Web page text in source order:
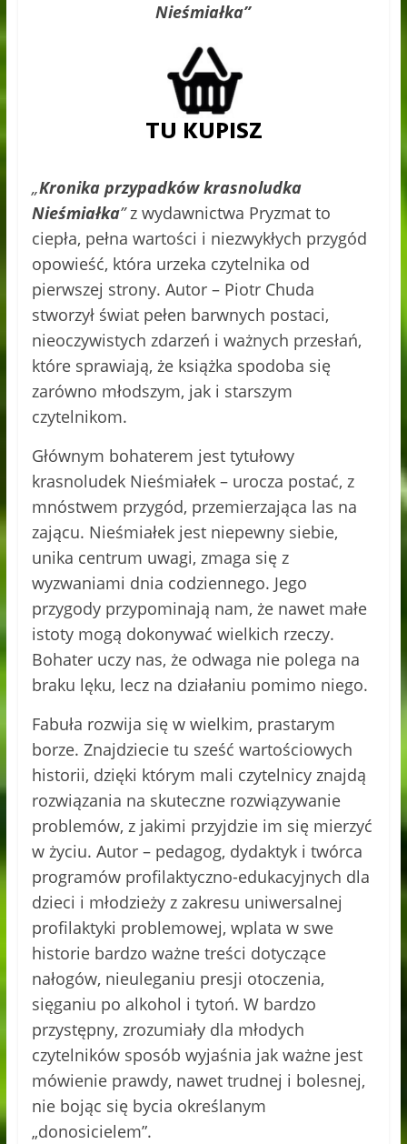
Nieśmiałka”
„Kronika przypadków krasnoludka
Nieśmiałka”z wydawnictwa Pryzmat to
ciepła, pełna wartości i niezwykłych przygód
opowieść, która urzeka czytelnika od
pierwszej strony. Autor – Piotr Chuda
stworzył świat pełen barwnych postaci,
nieoczywistych zdarzeń i ważnych przesłań,
które sprawiają, że książka spodoba się
zarówno młodszym, jak i starszym
czytelnikom.
Głównym bohaterem jest tytułowy
krasnoludek Nieśmiałek – urocza postać, z
mnóstwem przygód, przemierzająca las na
zającu. Nieśmiałek jest niepewny siebie,
unika centrum uwagi, zmaga się z
wyzwaniami dnia codziennego. Jego
przygody przypominają nam, że nawet małe
istoty mogą dokonywać wielkich rzeczy.
Bohater uczy nas, że odwaga nie polega na
braku lęku, lecz na działaniu pomimo niego.
Fabuła rozwija się w wielkim, prastarym
borze. Znajdziecie tu sześć wartościowych
historii, dzięki którym mali czytelnicy znajdą
rozwiązania na skuteczne rozwiązywanie
problemów, z jakimi przyjdzie im się mierzyć
w życiu. Autor – pedagog, dydaktyk i twórca
programów profilaktyczno-edukacyjnych dla
dzieci i młodzieży z zakresu uniwersalnej
profilaktyki problemowej, wplata w swe
historie bardzo ważne treści dotyczące
nałogów, nieuleganiu presji otoczenia,
sięganiu po alkohol i tytoń. W bardzo
przystępny, zrozumiały dla młodych
czytelników sposób wyjaśnia jak ważne jest
mówienie prawdy, nawet trudnej i bolesnej,
nie bojąc się bycia określanym
„donosicielem”.